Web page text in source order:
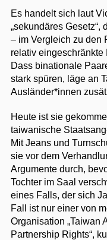
Es handelt sich laut
„sekundäres
– im Vergleich zu den
relativ eingeschränkte
Dass binationale
stark spüren, läge an
Ausländer*innen
Heute ist sie
taiwanische
Mit Jeans und
sie vor dem
Argumente durch,
Tochter im Saal
eines Falls, der sich
Fall ist nur einer von
Organisation „Taiwan
Partnership Rights“,